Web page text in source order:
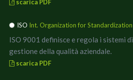
scarica PDF
ISO Int. Organization for Standardization
ISO 9001 definisce e regola i sistemi di
gestione della qualità aziendale.
scarica PDF